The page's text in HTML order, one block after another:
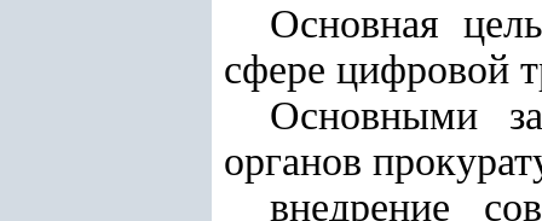
Основная
сфере цифровой
Основными
органов
внедрение